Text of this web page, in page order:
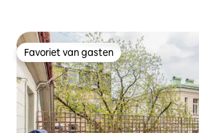
Favoriet van gasten
Favoriet van gasten